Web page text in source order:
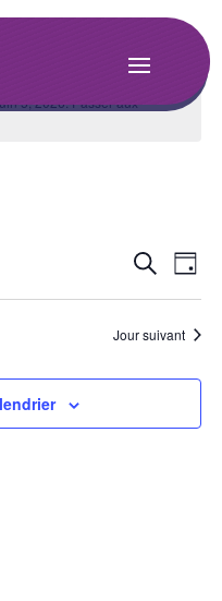
5, 2026. Passer aux
et
de
vues
Recherche
de
Jour
Jour suivant